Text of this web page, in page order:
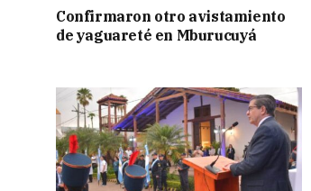
Confirmaron otro avistamiento
de yaguareté en Mburucuyá